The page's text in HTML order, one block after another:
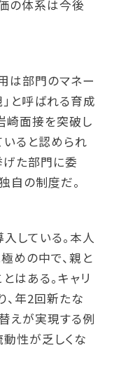
の体系は今後
は部門のマネー
と呼ばれる育成
崎面接を突破し
いると認められ
げた部門に委
自の制度だ。
している。本人
めの中で、親と
はある。キャリ
、年2回新たな
えが実現する例
動性が乏しくな